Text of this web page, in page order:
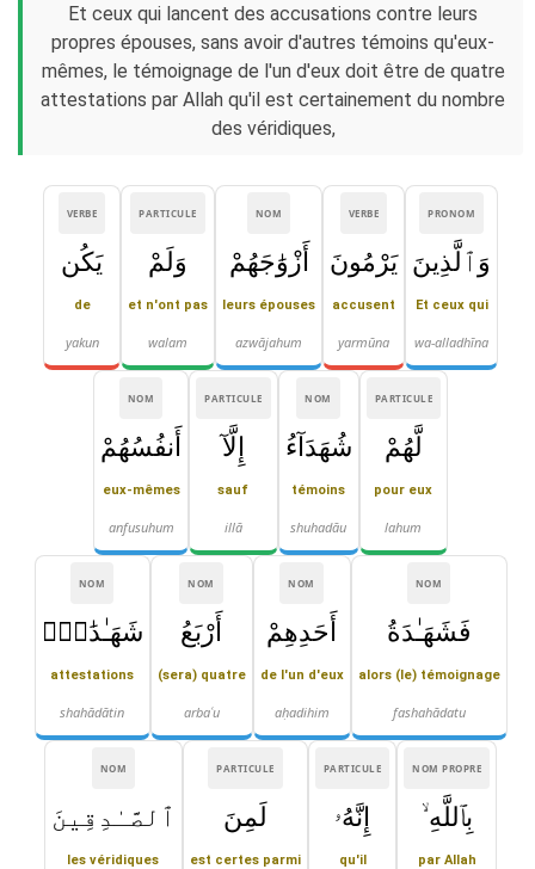
Et ceux qui lancent des accusations contre leurs
propres épouses, sans avoir d'autres témoins qu'eux-
mêmes, le témoignage de l'un d'eux doit être de quatre
attestations par Allah qu'il est certainement du nombre
des véridiques,
PRONOM
وَٱلَّذِينَ
Et ceux qui
wa-alladhīna
VERBE
يَرْمُونَ
accusent
yarmūna
NOM
أَزْوَٰجَهُمْ
leurs épouses
azwājahum
PARTICULE
وَلَمْ
et n'ont pas
walam
VERBE
يَكُن
de
yakun
PARTICULE
لَّهُمْ
pour eux
lahum
NOM
شُهَدَآءُ
témoins
shuhadāu
PARTICULE
إِلَّآ
sauf
illā
NOM
أَنفُسُهُمْ
eux-mêmes
anfusuhum
NOM
فَشَهَـٰدَةُ
alors (le) témoignage
fashahādatu
NOM
أَحَدِهِمْ
de l'un d'eux
aḥadihim
NOM
أَرْبَعُ
(sera) quatre
arbaʿu
NOM
شَهَـٰدَٰتٍۭ
attestations
shahādātin
NOM PROPRE
بِٱللَّهِ ۙ
par Allah
PARTICULE
إِنَّهُۥ
qu'il
PARTICULE
لَمِنَ
est certes parmi
NOM
ٱلصَّـٰدِقِينَ
les véridiques